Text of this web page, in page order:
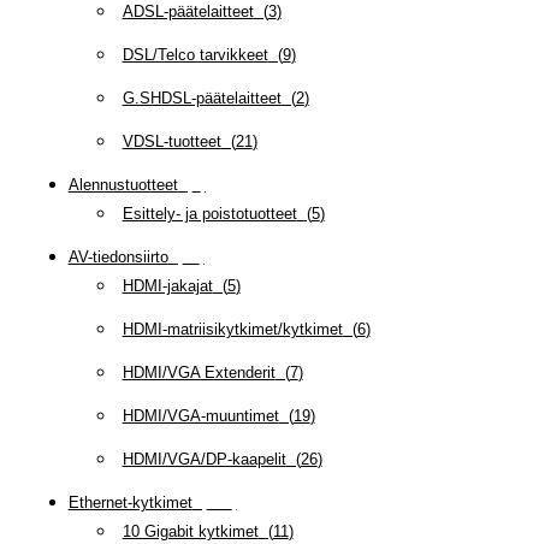
ADSL-päätelaitteet(3)
DSL/Telco tarvikkeet(9)
G.SHDSL-päätelaitteet(2)
VDSL-tuotteet(21 )
Alennustuotteet(
Esittely- ja poistotuotteet(5)
AV-tiedonsiirto(
HDMI-jakajat(5)
HDMI-matriisikytkimet/kytkimet(6)
HDMI/VGA Extenderit(7)
HDMI/VGA-muuntimet(19)
HDMI/VGA/DP-kaapelit(26)
Ethernet-kytkimet(
10 Gigabit kytkimet(11 )